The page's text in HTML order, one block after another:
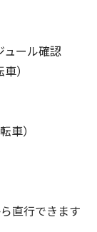
ール確認
）
車）
直行できます